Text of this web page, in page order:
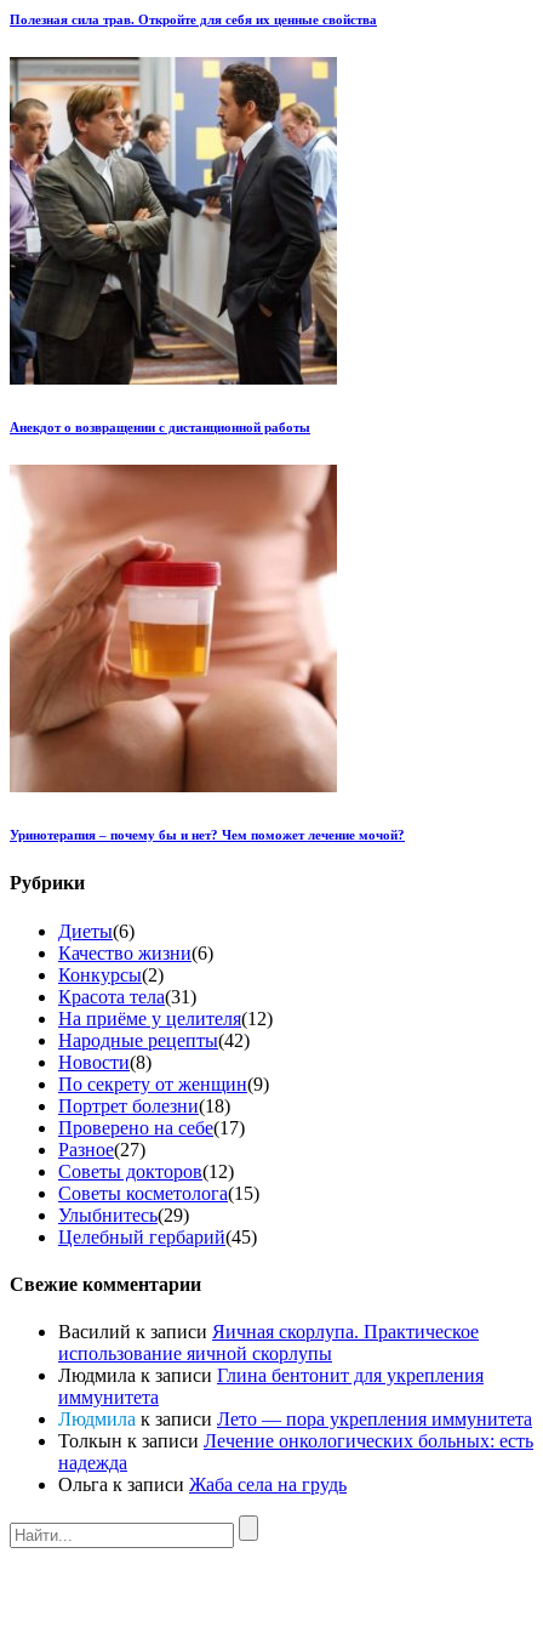
Полезная сила трав. Откройте для себя их ценные свойства
Анекдот о возвращении с дистанционной работы
Уринотерапия – почему бы и нет? Чем поможет лечение мочой?
Рубрики
Диеты(6)
Качество жизни(6)
Конкурсы(2)
Красота тела(31)
На приёме у целителя(12)
Народные рецепты(42)
Новости(8)
По секрету от женщин(9)
Портрет болезни(18)
Проверено на себе(17)
Разное(27)
Советы докторов(12)
Советы косметолога(15)
Улыбнитесь(29)
Целебный гербарий(45)
Свежие комментарии
Василий к записи Яичная скорлупа. Практическое
использование яичной скорлупы
Людмила к записи Глина бентонит для укрепления
иммунитета
Людмила к записи Лето — пора укрепления иммунитета
Толкын к записи Лечение онкологических больных: есть
надежда
Ольга к записи Жаба села на грудь